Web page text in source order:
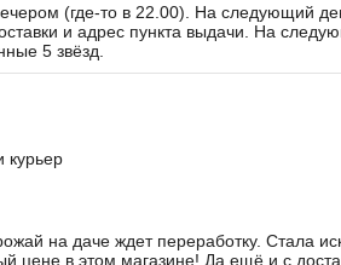
(где-то в 22.00). На следующий
и адрес пункта выдачи. На
5 звёзд.
курьер
на даче ждет переработку. Стала
цене в этом магазине! Да ещё и с